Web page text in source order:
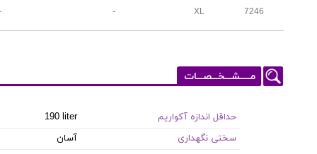
7246
XL
-
مـــــشـــخـــصـــات
حداقل اندازه آکواریم
190 liter
سختی نگهداری
آسان